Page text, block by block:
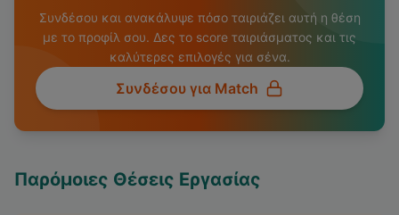
Συνδέσου και ανακάλυψε πόσο ταιριάζει αυτή η θέση
με το προφίλ σου. Δες το score ταιριάσματος και τις
καλύτερες επιλογές για σένα.
Συνδέσου για Match
Παρόμοιες Θέσεις Εργασίας